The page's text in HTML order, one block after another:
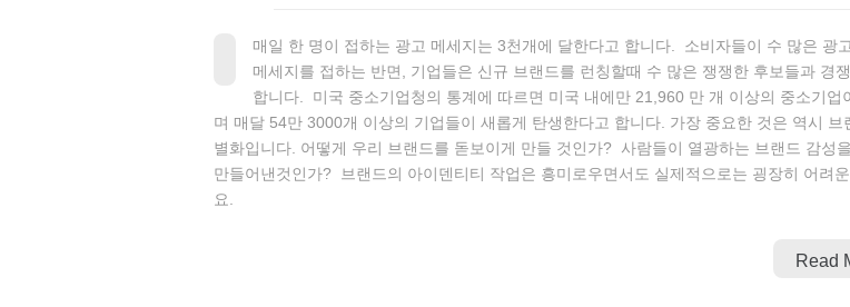
매일 한 명이 접하는 광고 메세지는 3천개에 달한다고 합니다. 소비자들이 수 많은 광
메세지를 접하는 반면, 기업들은 신규 브랜드를 런칭할때 수 많은 쟁쟁한 후보들과 경
합니다. 미국 중소기업청의 통계에 따르면 미국 내에만 21,960 만 개 이상의 중소기업
며 매달 54만 3000개 이상의 기업들이 새롭게 탄생한다고 합니다. 가장 중요한 것은 역시 브
별화입니다. 어떻게 우리 브랜드를 돋보이게 만들 것인가? 사람들이 열광하는 브랜드 감성
만들어낸것인가? 브랜드의 아이덴티티 작업은 흥미로우면서도 실제적으로는 굉장히 어려
요.
Read